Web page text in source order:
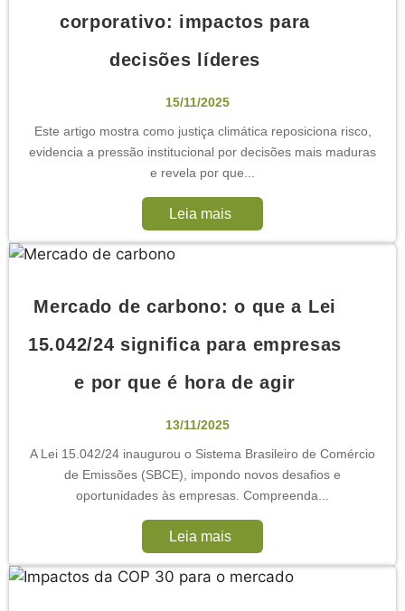
corporativo: impactos para
decisões líderes
15/11/2025
Este artigo mostra como justiça climática reposiciona risco,
evidencia a pressão institucional por decisões mais maduras
e revela por que...
Leia mais
Mercado de carbono: o que a Lei
15.042/24 significa para empresas
e por que é hora de agir
13/11/2025
A Lei 15.042/24 inaugurou o Sistema Brasileiro de Comércio
de Emissões (SBCE), impondo novos desafios e
oportunidades às empresas. Compreenda...
Leia mais